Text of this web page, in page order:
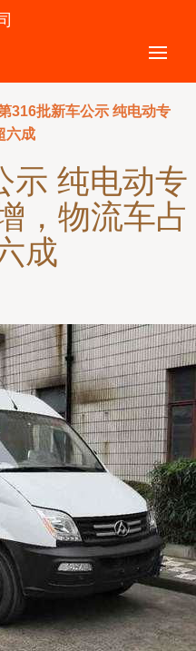
316批新车公示 纯电动专
六成
示 纯电动专
，物流车占
成